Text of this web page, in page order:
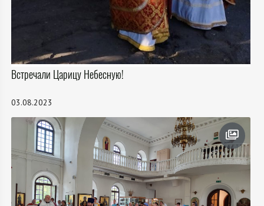
Встречали Царицу Небесную!
03.08.2023